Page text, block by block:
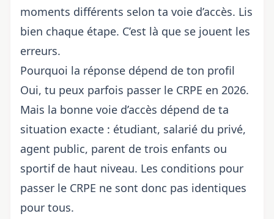
moments différents selon ta voie d’accès. Lis
bien chaque étape. C’est là que se jouent les
erreurs.
Pourquoi la réponse dépend de ton profil
Oui, tu peux parfois passer le CRPE en 2026.
Mais la bonne voie d’accès dépend de ta
situation exacte : étudiant, salarié du privé,
agent public, parent de trois enfants ou
sportif de haut niveau. Les conditions pour
passer le CRPE ne sont donc pas identiques
pour tous.